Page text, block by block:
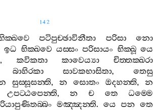
142
පටිපුච‍්ඡාවිනීතා පරිසා
නො
ඉධ භික‍්ඛවෙ යස‍්සං පරිසායං භික‍්ඛූ යෙ
, කවිකතා කාවෙය්‍යා
චිත‍්තක‍්ඛරා
බාහිරකා සාවකභාසිතා,තෙසු
සුස‍්සූසන‍්ති, න සොතං ඔදහන‍්ති, න
උපට‍්ඨපෙන‍්ති, න ච තෙ
ධම‍්මෙ
මඤ‍්ඤන‍්ති. යෙ පන තෙ